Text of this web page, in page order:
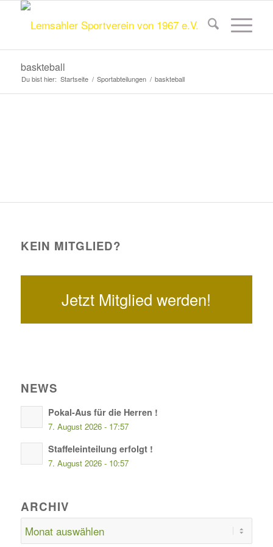
baskteball
Du bist hier: Startseite / Sportabteilungen / baskteball
KEIN MITGLIED?
Jetzt Mitglied werden!
NEWS
Pokal-Aus für die Herren !
7. August 2026 - 17:57
Staffeleinteilung erfolgt !
7. August 2026 - 10:57
ARCHIV